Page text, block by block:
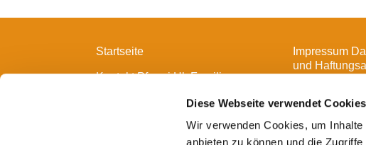
Diese Webseite verwendet Cookies
Wir verwenden Cookies, um
anbieten zu können und die
Startseite
Kontakt Pfarrei Hl. Familie
Impressum
und